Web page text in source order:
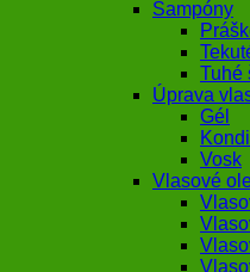
Šampóny
Tuhé
Úprava
Gél
Vosk
Vlasové